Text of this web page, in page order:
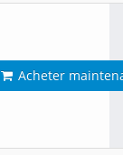
Acheter